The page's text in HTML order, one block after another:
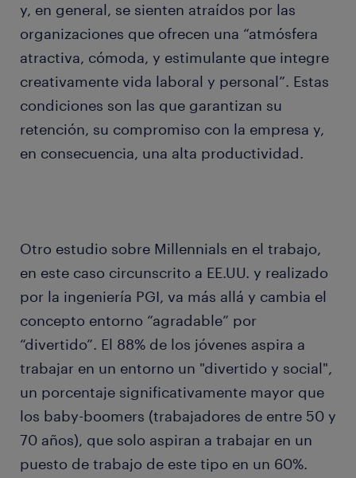
y, en general, se sienten atraídos por las
organizaciones que ofrecen una “atmósfera
atractiva, cómoda, y estimulante que integre
creativamente vida laboral y personal”. Estas
condiciones son las que garantizan su
retención, su compromiso con la empresa y,
en consecuencia, una alta productividad.
Otro estudio sobre Millennials en el trabajo,
en este caso circunscrito a EE.UU. y realizado
por la ingeniería PGI, va más allá y cambia el
concepto entorno “agradable” por
“divertido”. El 88% de los jóvenes aspira a
trabajar en un entorno un "divertido y social",
un porcentaje significativamente mayor que
los baby-boomers (trabajadores de entre 50 y
70 años), que solo aspiran a trabajar en un
puesto de trabajo de este tipo en un 60%.